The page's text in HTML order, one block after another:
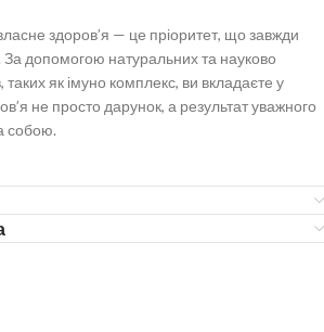
здоров’я — це пріоритет, що завжди
За допомогою натуральних та науково
як імуно комплекс, ви вкладаєте у
не просто дарунок, а результат уважного
собою.